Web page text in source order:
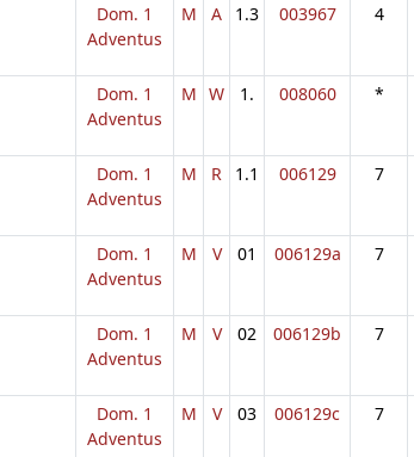
Dom. 1
Adventus
M A 1.3 003967 4
Dom. 1
Adventus
M W 1. 008060 *
Dom. 1
Adventus
M R 1.1 006129 7
Dom. 1
Adventus
M V 01 006129a 7
Dom. 1
Adventus
M V 02 006129b 7
Dom. 1
Adventus
M V 03 006129c 7